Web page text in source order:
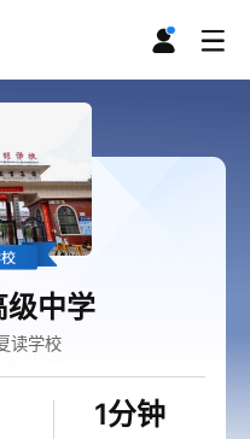
级中学
读学校
1分钟